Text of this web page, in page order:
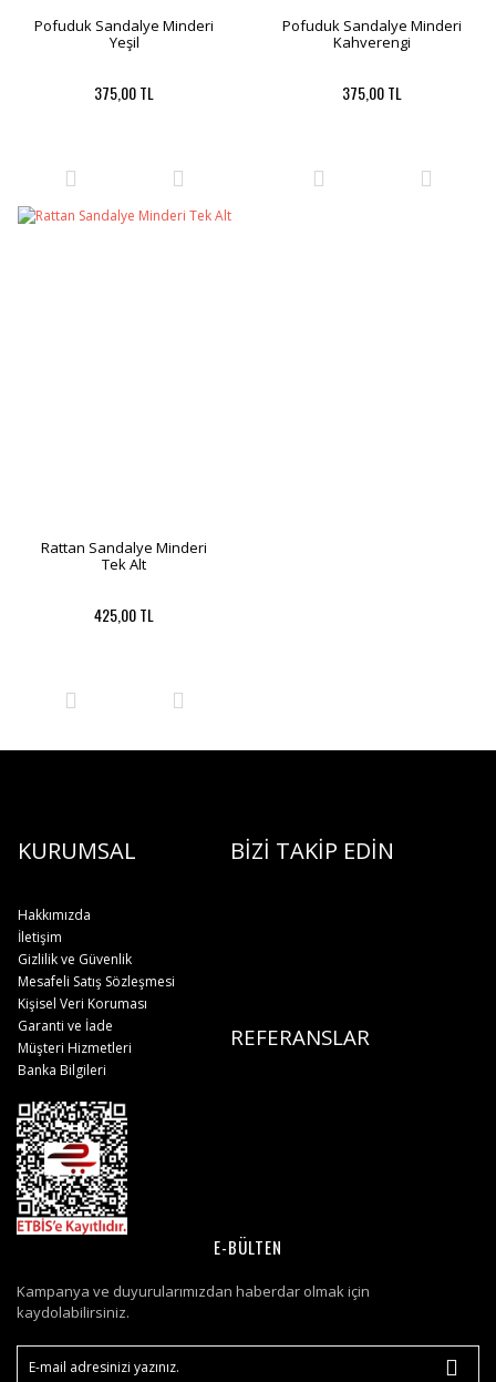
Pofuduk Sandalye Minderi
Yeşil
375,00 TL
Pofuduk Sandalye Minderi
Kahverengi
375,00 TL
Rattan Sandalye Minderi
Tek Alt
425,00 TL
KURUMSAL BİZİ TAKİP EDİN
Hakkımızda
İletişim
Gizlilik ve Güvenlik
Mesafeli Satış Sözleşmesi
Kişisel Veri Koruması
REFERANSLAR
Garanti ve İade
Müşteri Hizmetleri
Banka Bilgileri
E-BÜLTEN
Kampanya ve duyurularımızdan haberdar olmak için
kaydolabilirsiniz.